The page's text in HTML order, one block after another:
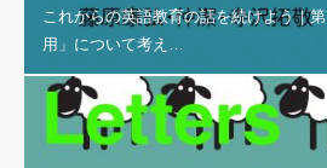
これからの英語教育の話を続けよう｜
用」について考え…